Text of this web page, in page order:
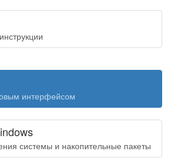
интерфейсом
системы и накопительные пакеты